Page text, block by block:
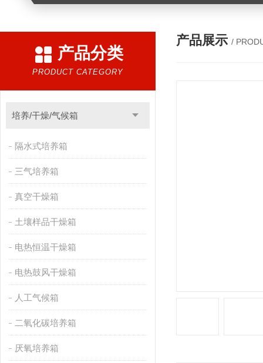
产品分类
PRODUCT CATEGORY
培养/干燥/气候箱
隔水式培养箱
三气培养箱
真空干燥箱
土壤样品干燥箱
电热恒温干燥箱
电热鼓风干燥箱
人工气候箱
二氧化碳培养箱
厌氧培养箱
产品展示 /